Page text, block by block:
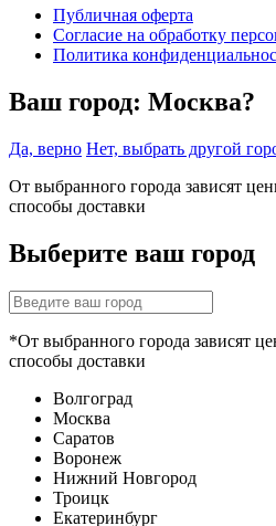
Публичная оферта
Согласие на обработку
Политика
Ваш город: Москва?
Да, верно Нет, выбрать другой
От выбранного города зависят
способы доставки
Выберите ваш город
*От выбранного города зависят
способы доставки
Волгоград
Москва
Саратов
Воронеж
Нижний Новгород
Троицк
Екатеринбург